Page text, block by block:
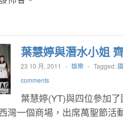
葉慧婷與潛水小姐
23 10 月, 2011 - 娛樂 - Tagged:
comments
葉慧婷(YT)與四位參加
灣一個商場，出席萬聖節活